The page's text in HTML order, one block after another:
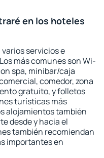
en los hoteles
servicios e
más comunes son Wi-
spa, minibar/caja
comedor, zona
gratuito, y folletos
turísticas más
alojamientos también
desde y hacia el
también recomiendan
importantes en